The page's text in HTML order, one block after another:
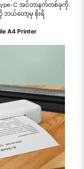
C အင်တာနက်တစ်ခုကို
ဘယ်တော့မှ စိုးရိ
A4 Printer